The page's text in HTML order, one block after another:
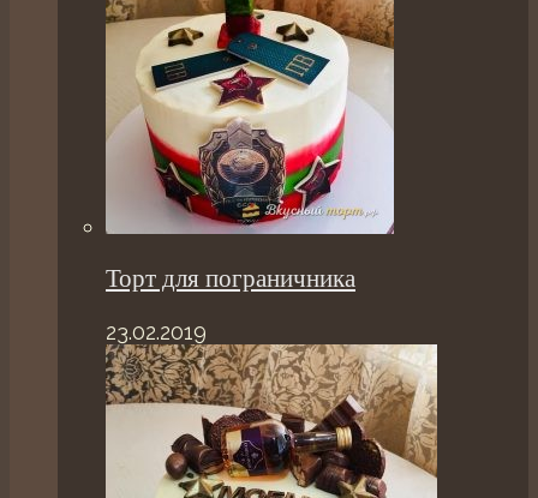
Торт для пограничника
23.02.2019